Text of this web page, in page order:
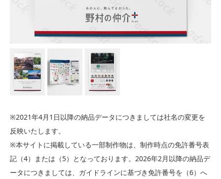
※2021年4月1日以降の納品データにつきましては社名の変更を
反映いたします。
※本サイトに掲載している一部制作物は、制作時点の免許番号表
記（4）または（5）となっております。2026年2月以降の納品デ
ータにつきましては、ガイドラインに基づき免許番号を（6）へ